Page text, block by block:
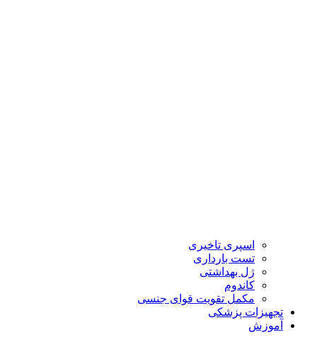
اسپری تاخیری
تست بارداری
ژل بهداشتی
کاندوم
مکمل تقویت قوای جنسی
تجهیزات پزشکی
آموزش